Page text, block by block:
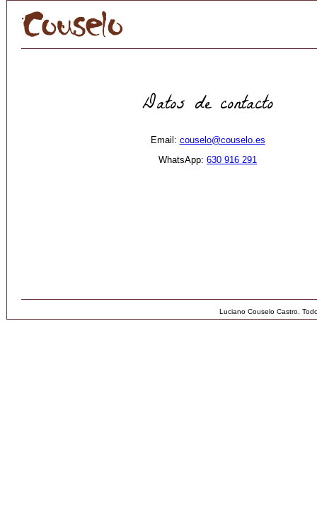
Datos de contacto
Email: couselo@couselo.es
WhatsApp: 630 916 291
Luciano Couselo Castro.